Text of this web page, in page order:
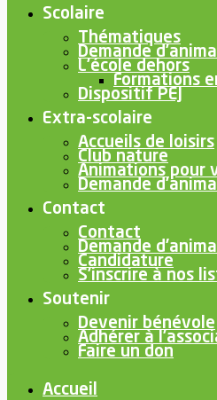
Scolaire
Thématiques
Demande
L’école dehors
Formations
Dispositif PEJ
Extra-scolaire
Accueils de loisirs
Club nature
Animations pour
Demande
Contact
Contact
Demande
Candidature
S’inscrire à nos
Soutenir
Devenir bénévole
Adhérer à
Faire un don
Accueil